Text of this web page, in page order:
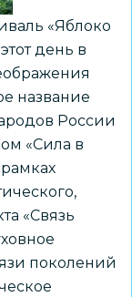
«Яблоко
день в
название
России
«Сила в
«Связь
поколений